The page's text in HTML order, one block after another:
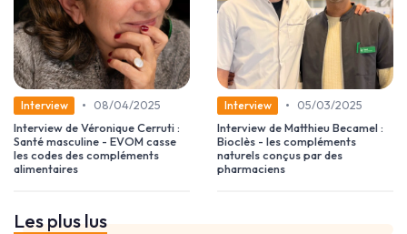
Interview •
08/04/2025
Interview de Véronique Cerruti :
Santé masculine - EVOM casse
les codes des compléments
alimentaires
Interview •
05/03/2025
Interview de Matthieu Becamel :
Bioclès - les compléments
naturels conçus par des
pharmaciens
Les plus lus